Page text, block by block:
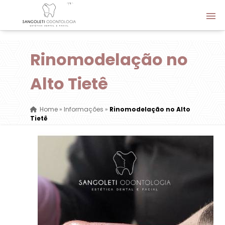
Rinomodelação no
Alto Tietê
Home» Informações » Rinomodelação no Alto
Tietê